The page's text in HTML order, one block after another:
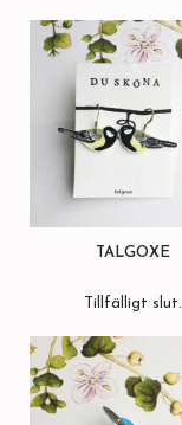
TALGOXE
Tillfälligt slut.